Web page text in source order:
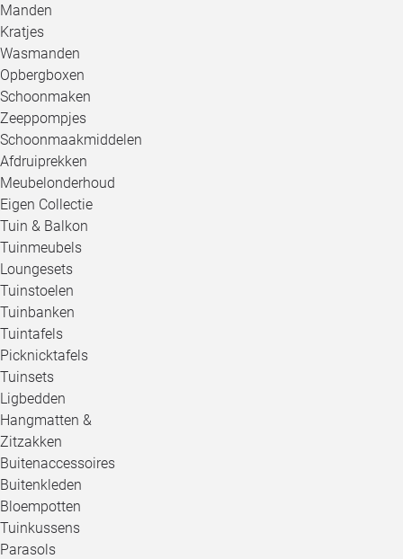
Manden
Kratjes
Wasmanden
Opbergboxen
Schoonmaken
Zeeppompjes
Schoonmaakmiddelen
Afdruiprekken
Meubelonderhoud
Eigen Collectie
Tuin & Balkon
Tuinmeubels
Loungesets
Tuinstoelen
Tuinbanken
Tuintafels
Picknicktafels
Tuinsets
Ligbedden
Hangmatten &
Zitzakken
Buitenaccessoires
Buitenkleden
Bloempotten
Tuinkussens
Parasols